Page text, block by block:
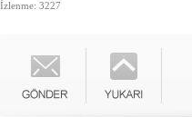
İzlenme: 3227